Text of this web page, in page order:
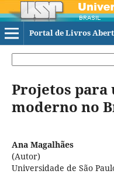
Portal de Livros
Projetos para
moderno no
Ana Magalhães
(Autor)
Universidade de São